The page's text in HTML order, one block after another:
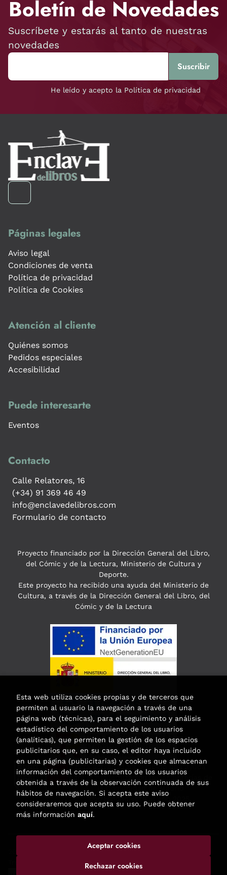
Boletín de Novedades
Suscríbete y estarás al tanto de nuestras
novedades
He leído y acepto la Política de privacidad
Páginas legales
Aviso legal
Condiciones de venta
Política de privacidad
Política de Cookies
Atención al cliente
Quiénes somos
Pedidos especiales
Accesibilidad
Puede interesarte
Eventos
Contacto
Calle Relatores, 16
(+34) 91 369 46 49
info@enclavedelibros.com
Formulario de contacto
Proyecto financiado por la Dirección General del Libro,
del Cómic y de la Lectura, Ministerio de Cultura y
Deporte.
Este proyecto ha recibido una ayuda del Ministerio de
Cultura, a través de la Dirección General del Libro, del
Cómic y de la Lectura
Esta actividad ha recibido una ayuda
para la modernización de las librerías de
la Comunidad de Madrid
correspondiente al año 2025.
. Todos los Derechos Reservados |
Esta web utiliza cookies propias y de terceros que
permiten al usuario la navegación a través de una
página web (técnicas), para el seguimiento y análisis
estadístico del comportamiento de los usuarios
(analíticas), que permiten la gestión de los espacios
publicitarios que, en su caso, el editor haya incluido
en una página (publicitarias) y cookies que almacenan
información del comportamiento de los usuarios
obtenida a través de la observación continuada de sus
hábitos de navegación. Si acepta este aviso
consideraremos que acepta su uso. Puede obtener
más información aquí.
Rechazar cookies
Aceptar cookies